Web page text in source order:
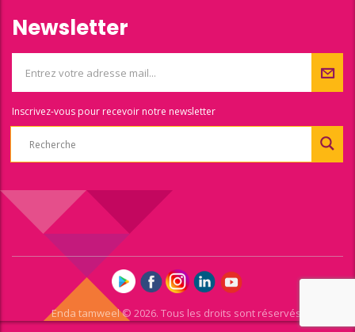
Newsletter
Inscrivez-vous pour recevoir notre newsletter
Enda tamweel © 2026. Tous les droits sont réservés.